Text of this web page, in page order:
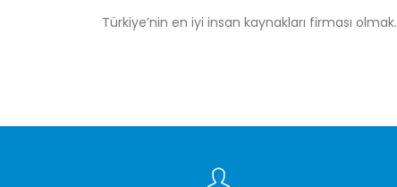
Türkiye’nin en iyi insan kaynakları firması olmak.